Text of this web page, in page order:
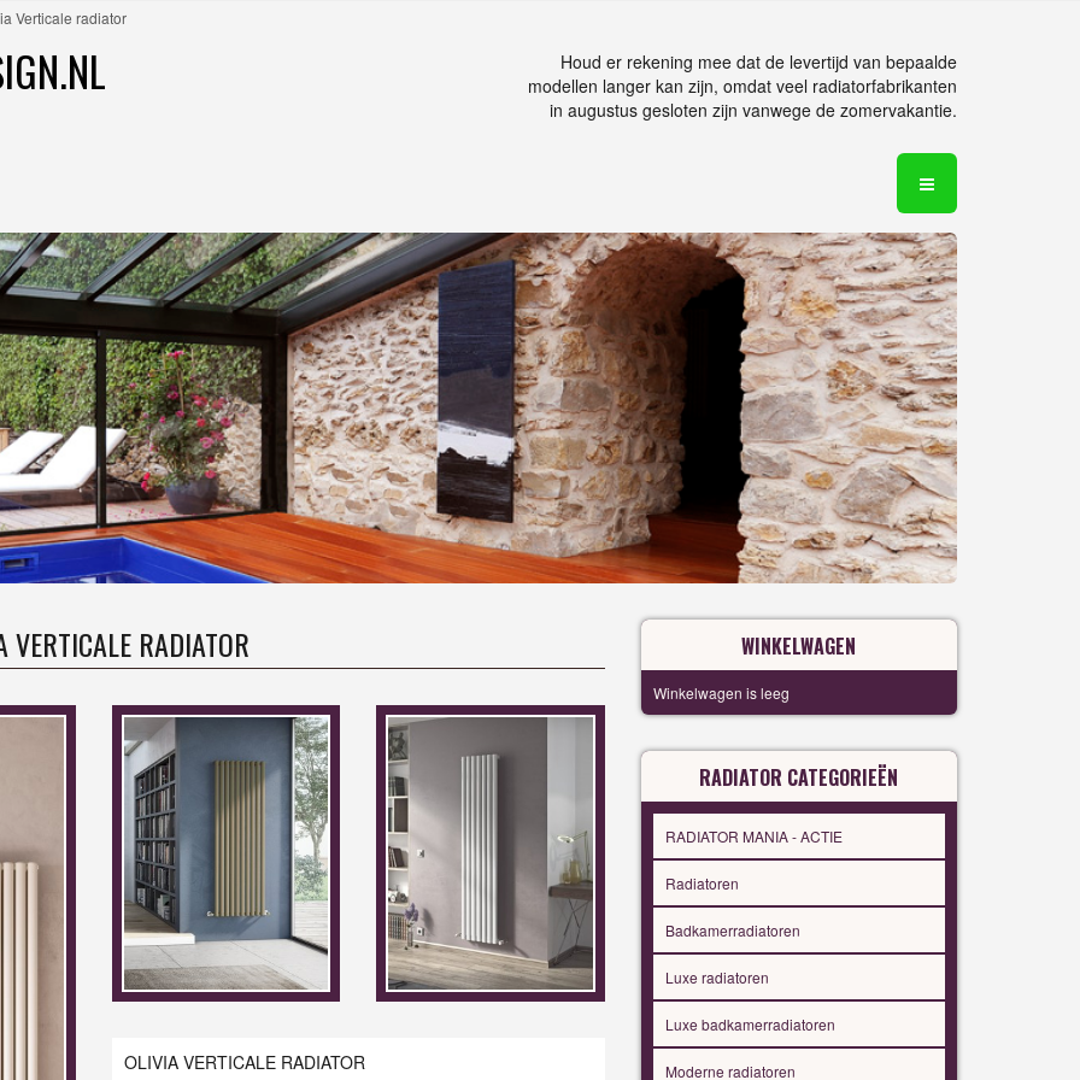
Verticale radiator
Houd er rekening mee dat de levertijd van bepaalde
modellen langer kan zijn, omdat veel radiatorfabrikanten
in augustus gesloten zijn vanwege de zomervakantie.
VERTICALE RADIATOR
OLIVIA VERTICALE RADIATOR
WINKELWAGEN
Winkelwagen is leeg
RADIATOR CATEGORIEËN
RADIATOR MANIA - ACTIE
Radiatoren
Badkamerradiatoren
Luxe radiatoren
Luxe badkamerradiatoren
Moderne radiatoren